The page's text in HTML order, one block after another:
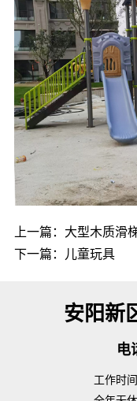
上一篇： 大型木质滑
下一篇：
儿童玩具
安阳新
电
工作时